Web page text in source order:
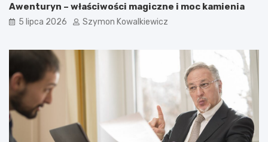
Awenturyn – właściwości magiczne i moc kamienia
5 lipca 2026 Szymon Kowalkiewicz